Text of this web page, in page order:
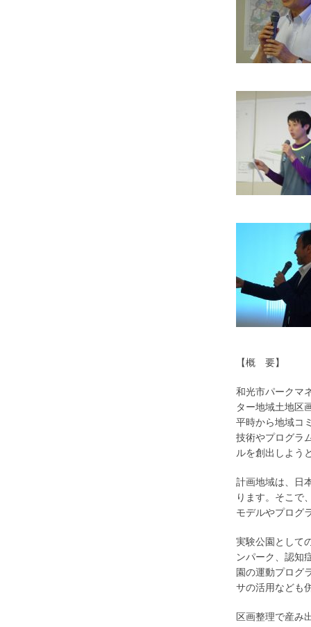
【概 要】
和光市パークマ
ター地域土地区
平時から地域コ
技術やプログラ
ルを創出しよう
計画地域は、日
ります。そこで
モデルやプログ
実験公園として
ンパーク、認知
園の運動プログ
サの活用なども
区画整理で産み